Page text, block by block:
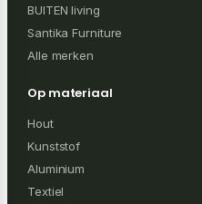
BUITEN living
Santika Furniture
Alle merken
Op materiaal
Hout
Kunststof
Aluminium
Textiel